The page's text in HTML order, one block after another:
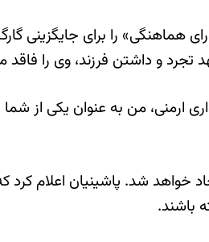
را برای جایگزینی
و داشتن فرزند، وی را
ارمنی، من به عنوان یکی از
شد. پاشینیان اعلام کرد
باشند.